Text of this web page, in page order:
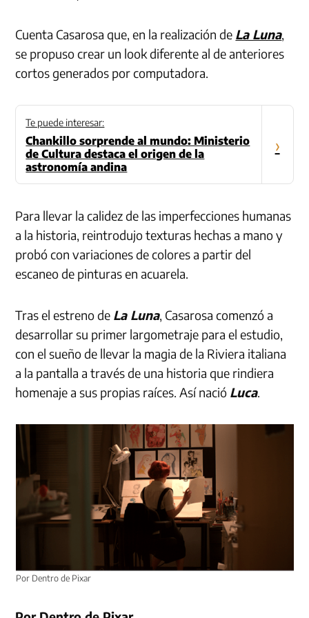
Cuenta Casarosa que, en la realización de La Luna,
se propuso crear un look diferente al de anteriores
cortos generados por computadora.
Te puede interesar:
Chankillo sorprende al mundo: Ministerio
de Cultura destaca el origen de la
astronomía andina
›
Para llevar la calidez de las imperfecciones humanas
a la historia, reintrodujo texturas hechas a mano y
probó con variaciones de colores a partir del
escaneo de pinturas en acuarela.
Tras el estreno de La Luna, Casarosa comenzó a
desarrollar su primer largometraje para el estudio,
con el sueño de llevar la magia de la Riviera italiana
a la pantalla a través de una historia que rindiera
homenaje a sus propias raíces. Así nació Luca.
Por Dentro de Pixar